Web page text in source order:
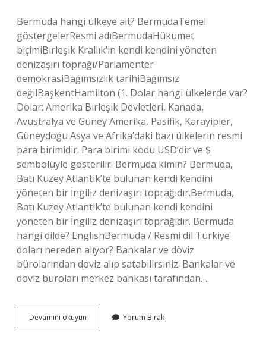
Bermuda hangi ülkeye ait? BermudaTemel
göstergelerResmi adıBermudaHükümet
biçimiBirleşik Krallık’ın kendi kendini yöneten
denizaşırı toprağı/Parlamenter
demokrasiBağımsızlık tarihiBağımsız
değilBaşkentHamilton (1. Dolar hangi ülkelerde var?
Dolar; Amerika Birleşik Devletleri, Kanada,
Avustralya ve Güney Amerika, Pasifik, Karayipler,
Güneydoğu Asya ve Afrika’daki bazı ülkelerin resmi
para birimidir. Para birimi kodu USD’dir ve $
sembolüyle gösterilir. Bermuda kimin? Bermuda,
Batı Kuzey Atlantik’te bulunan kendi kendini
yöneten bir İngiliz denizaşırı toprağıdır.Bermuda,
Batı Kuzey Atlantik’te bulunan kendi kendini
yöneten bir İngiliz denizaşırı toprağıdır. Bermuda
hangi dilde? EnglishBermuda / Resmi dil Türkiye
doları nereden alıyor? Bankalar ve döviz
bürolarından döviz alıp satabilirsiniz. Bankalar ve
döviz büroları merkez bankası tarafından…
Devamını okuyun Bermuda
Doları
Yorum Bırak